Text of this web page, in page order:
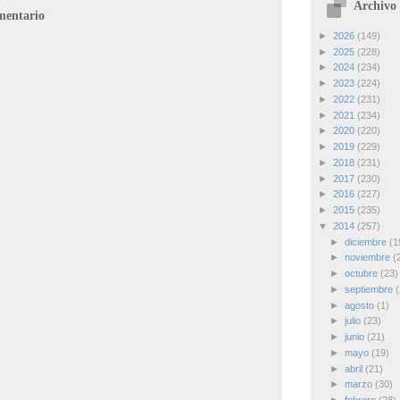
Archivo
► 2026 (149)
► 2025 (228)
► 2024 (234)
► 2023 (224)
► 2022 (231)
► 2021 (234)
► 2020 (220)
► 2019 (229)
► 2018 (231)
► 2017 (230)
► 2016 (227)
► 2015 (235)
▼ 2014 (257)
► diciembre
► noviembre
► octubre (23)
► septiembre
► agosto (1)
► julio (23)
► junio (21)
► mayo (19)
► abril (21)
► marzo (30)